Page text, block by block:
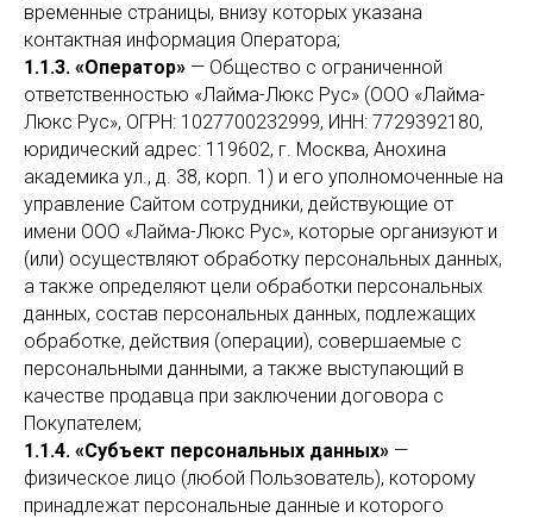
временные страницы, внизу которых указана
контактная информация Оператора;
1.1.3. «Оператор» — Общество с ограниченной
ответственностью «Лайма-Люкс Рус» (ООО «Лайма-
Люкс Рус», ОГРН: 1027700232999, ИНН: 7729392180,
юридический адрес: 119602, г. Москва, Анохина
академика ул., д. 38, корп. 1) и его уполномоченные на
управление Сайтом сотрудники, действующие от
имени ООО «Лайма-Люкс Рус», которые организуют и
(или) осуществляют обработку персональных данных,
а также определяют цели обработки персональных
данных, состав персональных данных, подлежащих
обработке, действия (операции), совершаемые с
персональными данными, а также выступающий в
качестве продавца при заключении договора с
Покупателем;
1.1.4. «Субъект персональных данных» —
физическое лицо (любой Пользователь), которому
принадлежат персональные данные и которого